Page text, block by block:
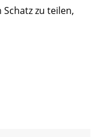
zu teilen,